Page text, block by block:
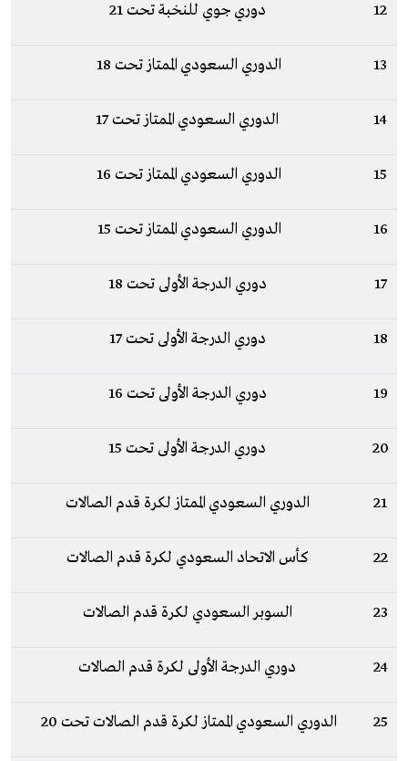
12 دوري جوي للنخبة تحت 21
13 الدوري السعودي الممتاز تحت 18
14 الدوري السعودي الممتاز تحت 17
15 الدوري السعودي الممتاز تحت 16
16 الدوري السعودي الممتاز تحت 15
17 دوري الدرجة الأولى تحت 18
18 دوري الدرجة الأولى تحت 17
19 دوري الدرجة الأولى تحت 16
20 دوري الدرجة الأولى تحت 15
21 الدوري السعودي الممتاز لكرة قدم الصالات
22 كأس الاتحاد السعودي لكرة قدم الصالات
23 السوبر السعودي لكرة قدم الصالات
24 دوري الدرجة الأولى لكرة قدم الصالات
25 الدوري السعودي الممتاز لكرة قدم الصالات تحت 20